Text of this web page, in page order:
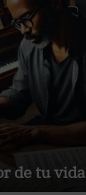
de tu vida